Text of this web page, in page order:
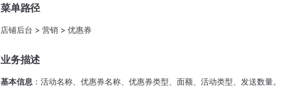
菜单路径
店铺后台 > 营销 > 优惠券
业务描述
基本信息 ：活动名称、优惠券名称、优惠券类型、面额、活动类型、发送数量。